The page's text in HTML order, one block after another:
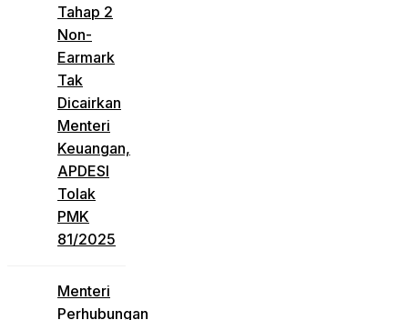
Tahap 2
Non-
Earmark
Tak
Dicairkan
Menteri
Keuangan,
APDESI
Tolak
PMK
81/2025
Menteri
Perhubungan